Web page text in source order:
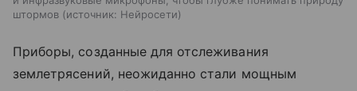
штормов
источник: Нейросети
Приборы, созданные для отслеживания
землетрясений, неожиданно стали мощным